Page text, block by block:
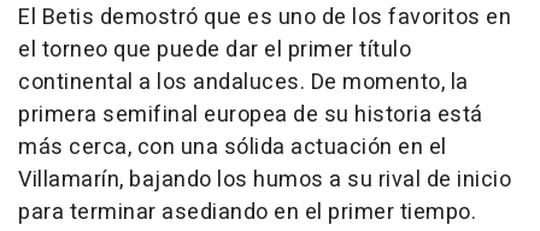
El Betis demostró que es uno de los favoritos en
el torneo que puede dar el primer título
continental a los andaluces. De momento, la
primera semifinal europea de su historia está
más cerca, con una sólida actuación en el
Villamarín, bajando los humos a su rival de inicio
para terminar asediando en el primer tiempo.